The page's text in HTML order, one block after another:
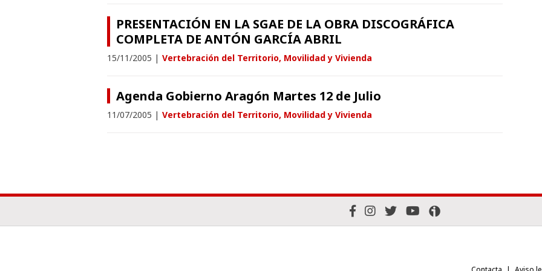
PRESENTACIÓN EN LA SGAE DE LA OBRA DISCOGRÁFICA
COMPLETA DE ANTÓN GARCÍA ABRIL
15/11/2005 | Vertebración del Territorio, Movilidad y Vivienda
Agenda Gobierno Aragón Martes 12 de Julio
11/07/2005 | Vertebración del Territorio, Movilidad y Vivienda